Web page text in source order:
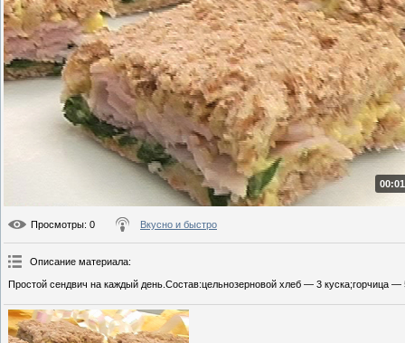
Просмотры: 0 Вкусно и быстро
Описание материала:
Простой сендвич на каждый день.Состав:цельнозерновой хлеб — 3 куска;горчица